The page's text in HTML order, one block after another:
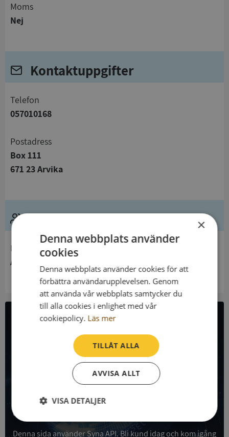
Moms
Nej
Kontaktuppgifter
telefon
057010168
Postadress
Box 111
671 23 Arvika
Ledning
Innehavare
Arvika Östra Församling
All företagsdata i API
Få all denna företagsinformation i Syna API
Syna API är ett blixtsnabbt API där du kan hämta
registrerade företagsuppgifter, betalningsanmärkningar,
skatteuppgifter och mycket mer på alla Sveriges företag
och personer.
Denna sida använder Syna API. Bli kund idag och kom igång
×
Denna webbplats använder
cookies
Denna webbplats använder cookies för att
förbättra användarupplevelsen. Genom
att använda vår webbplats samtycker du
till alla cookies i enlighet med vår
cookiepolicy. Läs mer
TILLÅT ALLA
AVVISA ALLT
VISA DETALJER
Strikt
nödvändigt
Prestanda Inriktning